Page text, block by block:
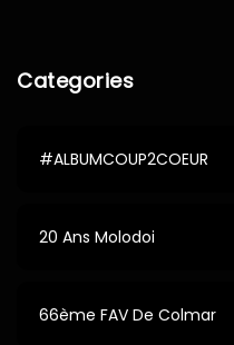
Categories
#ALBUMCOUP2COEUR
20 Ans Molodoi
66ème FAV De Colmar